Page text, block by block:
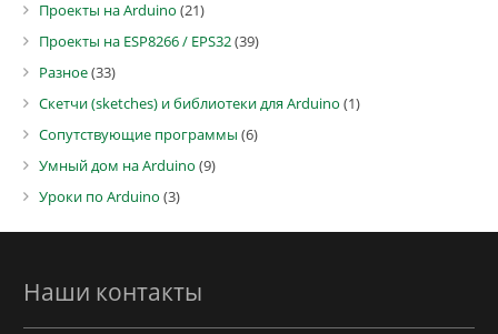
Проекты на Arduino (21)
Проекты на ESP8266 / EPS32(39)
Разное(33)
Скетчи (sketches) и библиотеки для Arduino (1)
Сопутствующие программы (6)
Умный дом на Arduino (9)
Уроки по Arduino (3)
Наши контакты